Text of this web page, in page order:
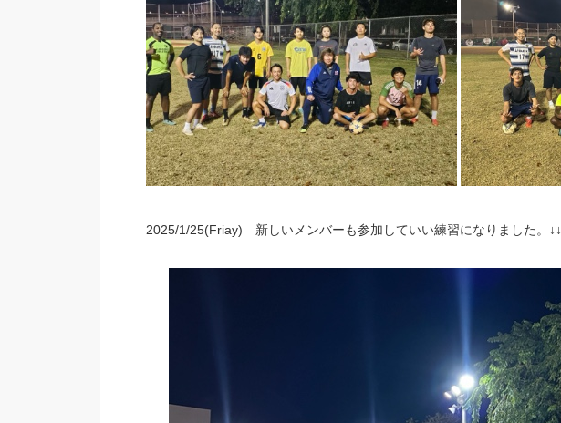
2025/1/25(Friay) 新しいメンバーも参加していい練習になりました。↓↓